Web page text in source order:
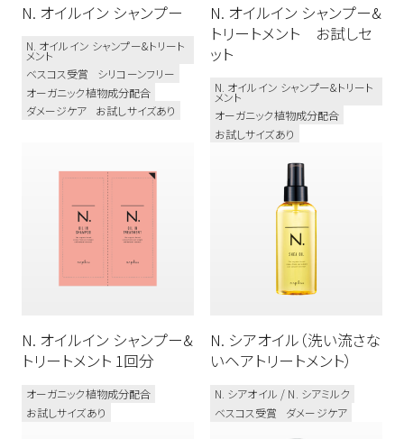
N. オイルイン シャンプー
N. オイルイン シャンプー&トリート
メント
ベスコス受賞
シリコーンフリー
オーガニック植物成分配合
ダメージケア
お試しサイズあり
N. オイルイン シャンプー&
トリートメント お試しセ
ット
N. オイルイン シャンプー&トリート
メント
オーガニック植物成分配合
お試しサイズあり
N. オイルイン シャンプー&
トリートメント 1回分
オーガニック植物成分配合
お試しサイズあり
N. シアオイル（洗い流さな
いヘアトリートメント）
N. シアオイル / N. シアミルク
ベスコス受賞
ダメージケア